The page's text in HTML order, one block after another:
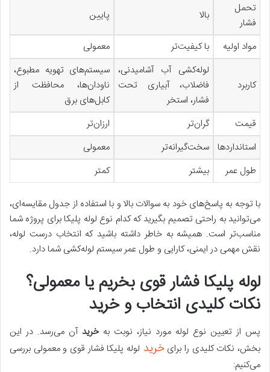
تحمل
فشار
بالا پایین
مواد اولیه با کیفیت‌تر معمولی
کاربرد
لوله‌کشی آب آشامیدنی،
فاضلاب، آبیاری تحت
فشار، استخر
سیستم‌های تهویه مطبوع،
ناودان‌ها، محافظت از
کابل‌های برق
قیمت
گران‌تر
ارزان‌تر
استانداردها سخت‌گیرانه‌تر
معمولی
طول عمر
بیشتر کمتر
با توجه به پاسخ‌های خود به سوالات بالا و با استفاده از جدول مقایسه‌ای،
می‌توانید به راحتی تصمیم بگیرید که کدام نوع لوله پلیکا برای پروژه شما
مناسب‌تر است. همیشه به خاطر داشته باشید که انتخاب درست لوله،
نقش مهمی در ایمنی، کارایی و طول عمر سیستم لوله‌کشی شما دارد.
لوله پلیکا فشار قوی بخریم یا معمولی؟
نکات کلیدی انتخاب و خرید
پس از تعیین نوع لوله مورد نیاز، نوبت بهخرید آن می‌رسد. در این
بخش، نکات کلیدی را برایخرید لوله پلیکا فشار قوی و معمولی بررسی
می‌کنیم: